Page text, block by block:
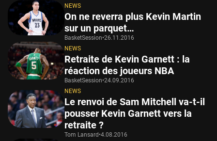
NEWS
On ne reverra plus Kevin Martin
sur un parquet…
BasketSession•26.11.2016
NEWS
Retraite de Kevin Garnett : la
réaction des joueurs NBA
BasketSession•24.09.2016
NEWS
Le renvoi de Sam Mitchell va-t-il
pousser Kevin Garnett vers la
retraite ?
Tom Lansard •4.08.2016